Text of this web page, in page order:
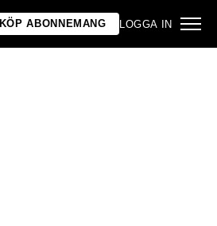
KÖP ABONNEMANG LOGGA IN